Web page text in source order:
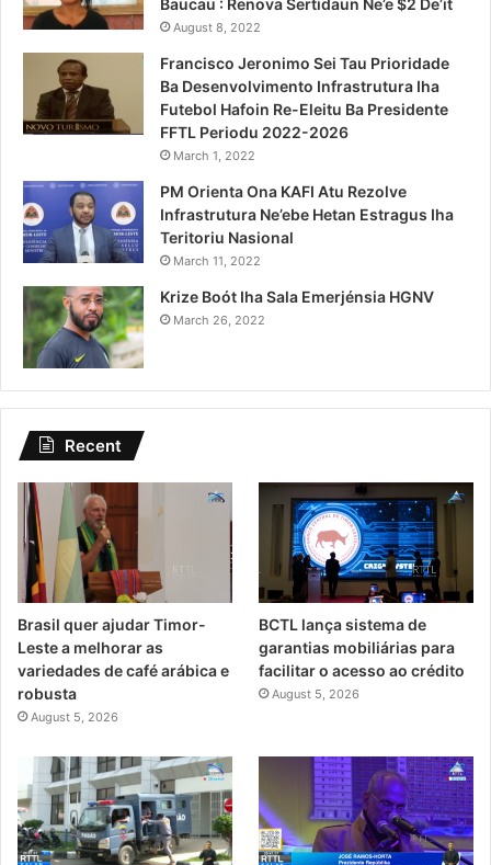
August 8, 2022
Francisco Jeronimo Sei Tau Prioridade
Ba Desenvolvimento Infrastrutura Iha
Futebol Hafoin Re-Eleitu Ba Presidente
FFTL Periodu 2022-2026
March 1, 2022
PM Orienta Ona KAFI Atu Rezolve
Infrastrutura Ne’ebe Hetan Estragus Iha
Teritoriu Nasional
March 11, 2022
Krize Boót Iha Sala Emerjénsia HGNV
March 26, 2022
Recent
Brasil quer ajudar Timor-
Leste a melhorar as
variedades de café arábica e
robusta
August 5, 2026
BCTL lança sistema de
garantias mobiliárias para
facilitar o acesso ao crédito
August 5, 2026